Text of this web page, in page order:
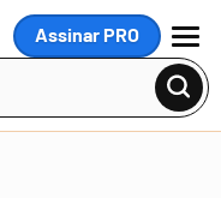
Assinar PRO
MENU